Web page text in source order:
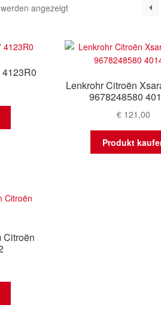
angezeigtNach
Lenkrohr Citroën
9678248580
€ 121,00
Produkt
Citroën